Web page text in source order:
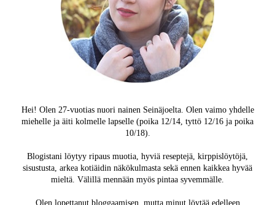
Hei! Olen 27-vuotias nuori nainen Seinäjoelta. Olen vaimo yhdelle
miehelle ja äiti kolmelle lapselle (poika 12/14, tyttö 12/16 ja poika
10/18).
Blogistani löytyy ripaus muotia, hyviä reseptejä, kirppislöytöjä,
sisustusta, arkea kotiäidin näkökulmasta sekä ennen kaikkea hyvää
mieltä. Välillä mennään myös pintaa syvemmälle.
Olen lopettanut bloggaamisen, mutta minut löytää edelleen